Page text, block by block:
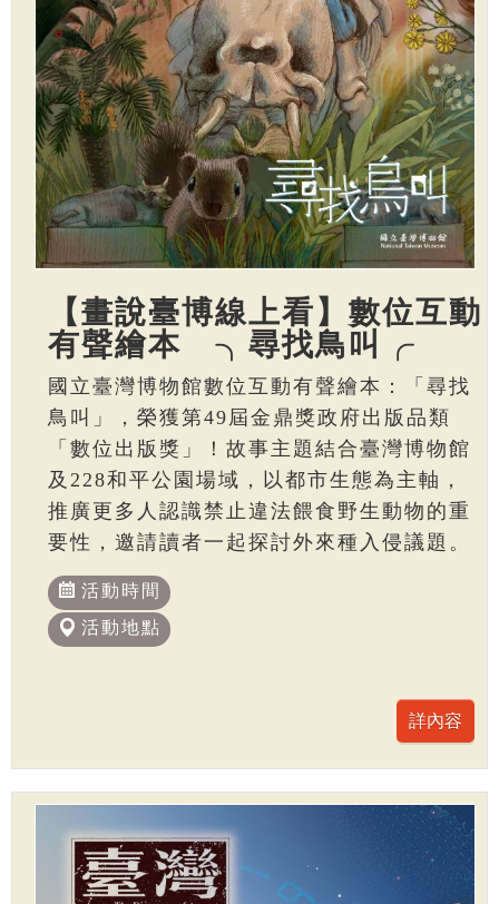
【畫說臺博線上看】數位互動
有聲繪本 ╮尋找鳥叫╭
國立臺灣博物館數位互動有聲繪本：「尋找
鳥叫」，榮獲第49屆金鼎獎政府出版品類
「數位出版獎」！故事主題結合臺灣博物館
及228和平公園場域，以都市生態為主軸，
推廣更多人認識禁止違法餵食野生動物的重
要性，邀請讀者一起探討外來種入侵議題。
活動時間
活動地點